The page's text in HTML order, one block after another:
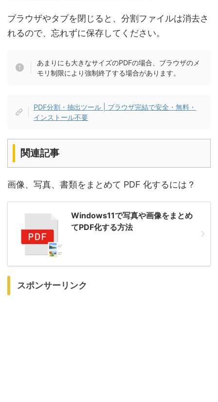
ブラウザやタブを閉じると、分割ファイルは消去さ
れるので、忘れずに保存してください。
あまりにも大きなサイズのPDFの場合、ブラウザのメ
モリ制限により強制終了する場合があります。
PDF分割・抽出ツール | ブラウザ完結で安全・無料・
インストール不要
関連記事
画像、写真、書類をまとめて PDF 化するには？
Windows11で写真や画像をまとめ
てPDF化する方法
スポンサーリンク